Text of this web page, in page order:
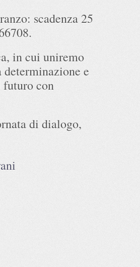
scadenza 25
in cui uniremo
e
futuro con
di dialogo,